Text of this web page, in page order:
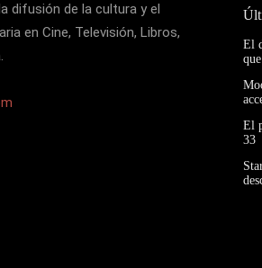
difusión de la cultura y el
en Cine, Televisión, Libros,
El
El
33